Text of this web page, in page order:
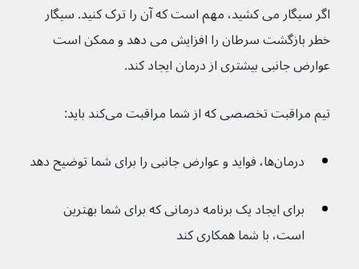
اگر سیگار می کشید، مهم است که آن را ترک کنید. سیگار
خطر بازگشت سرطان را افزایش می دهد و ممکن است
عوارض جانبی بیشتری از درمان ایجاد کند.
تیم مراقبت تخصصی که از شما مراقبت می‌کند باید:
درمان‌ها، فواید و عوارض جانبی را برای شما توضیح دهد
برای ایجاد یک برنامه درمانی که برای شما بهترین
است، با شما همکاری کند